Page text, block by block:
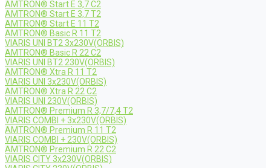
AMTRON® Start E 3,7 C2
AMTRON® Start E 3,7 T2
AMTRON® Start E 11 T2
AMTRON® Basic R 11 T2
VIARIS UNI BT2 3x230V(ORBIS)
AMTRON® Basic R 22 C2
VIARIS UNI BT2 230V(ORBIS)
AMTRON® Xtra R 11 T2
VIARIS UNI 3x230V(ORBIS)
AMTRON® Xtra R 22 C2
VIARIS UNI 230V(ORBIS)
AMTRON® Premium R 3,7/7,4 T2
VIARIS COMBI + 3x230V(ORBIS)
AMTRON® Premium R 11 T2
VIARIS COMBI + 230V(ORBIS)
AMTRON® Premium R 22 C2
VIARIS CITY 3x230V(ORBIS)